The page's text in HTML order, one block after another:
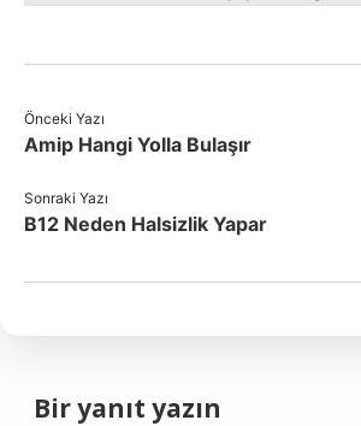
Önceki Yazı
Amip Hangi Yolla Bulaşır
Sonraki Yazı
B12 Neden Halsizlik Yapar
Bir yanıt yazın